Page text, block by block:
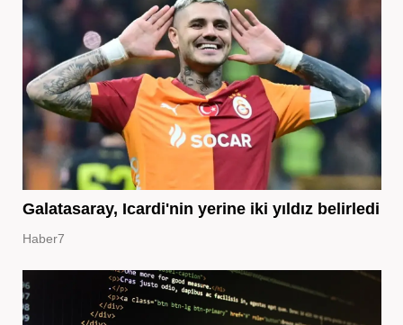
Galatasaray, Icardi'nin yerine iki yıldız belirledi
Haber7